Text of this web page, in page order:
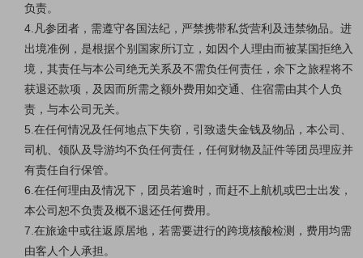
负责。
4.凡参团者，需遵守各国法纪，严禁携带私货营利及违禁物品。进
出境准例，是根据个别国家所订立，如因个人理由而被某国拒绝入
境，其责任与本公司绝无关系及不需负任何责任，余下之旅程将不
获退还款项，及因而所需之额外费用如交通、住宿需由其个人负
责，与本公司无关。
5.在任何情况及任何地点下失窃，引致遗失金钱及物品，本公司、
司机、领队及导游均不负任何责任，任何财物及証件等团员理应并
有责任自行保管。
6.在任何理由及情况下，团员若逾时，而赶不上航机或巴士出发，
本公司恕不负责及概不退还任何费用。
7.在旅途中或往返原居地，若需要进行的跨境核酸检测，费用均需
由客人个人承担。